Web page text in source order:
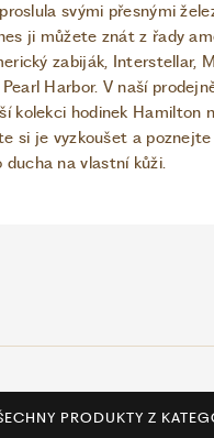
svými přesnými
ji můžete znát z řady
zabiják, Interstellar,
Harbor. V naší
kolekci hodinek Hamilton
si je vyzkoušet a
ducha na vlastní kůži.
PRODUKTY Z